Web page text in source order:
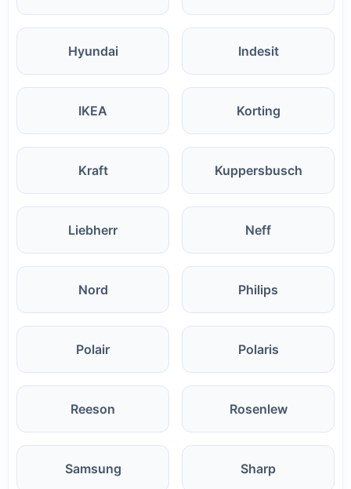
Hyundai Indesit
IKEA Korting
Kraft Kuppersbusch
Liebherr Neff
Nord Philips
Polair Polaris
Reeson Rosenlew
Samsung Sharp